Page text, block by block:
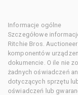
Informacje ogólne
Szczegółowe
Ritchie Bros.
komponentów
dokumencie. O ile nie
żadnych oświadczeń
dotyczących sprzętu
oświadczeń lub